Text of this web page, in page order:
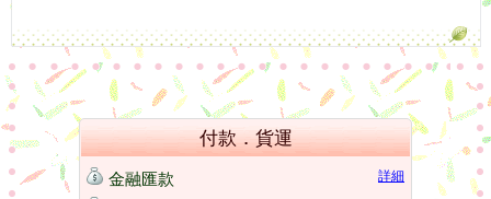
付款．貨運
詳細
金融匯款